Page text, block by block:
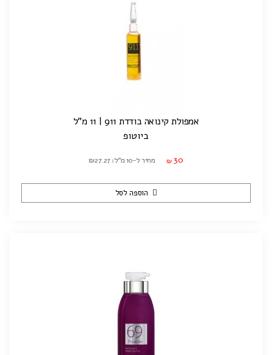
אמפולת קינואה בודדת 911 | 11 מ"ל
ביוטופ
₪ 30 מחיר ל-10 מ"ל: ₪27.27
הוספה לסל